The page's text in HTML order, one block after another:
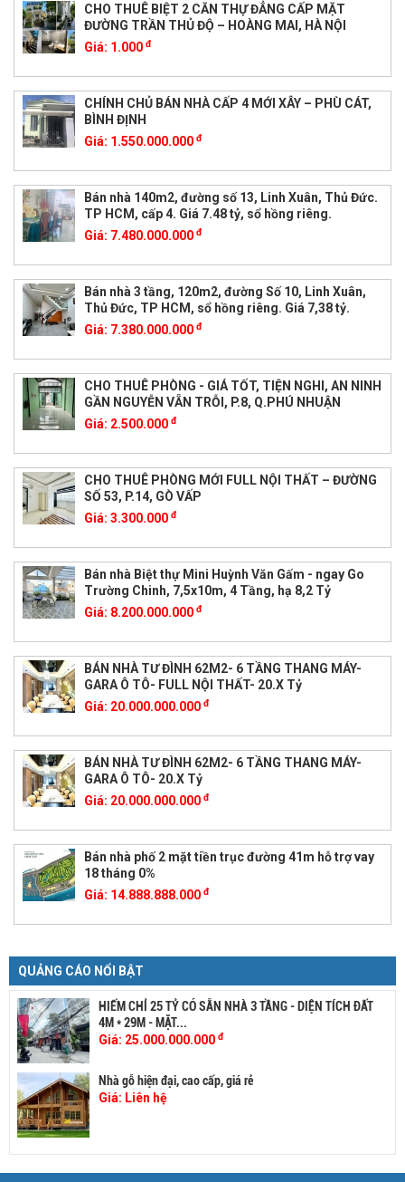
CHO THUÊ BIỆT 2 CĂN THỰ ĐẲNG CẤP MẶT
ĐƯỜNG TRẦN THỦ ĐỘ – HOÀNG MAI, HÀ NỘI
Giá: 1.000 đ
CHÍNH CHỦ BÁN NHÀ CẤP 4 MỚI XÂY – PHÙ CÁT,
BÌNH ĐỊNH
Giá: 1.550.000.000 đ
Bán nhà 140m2, đường số 13, Linh Xuân, Thủ Đức.
TP HCM, cấp 4. Giá 7.48 tỷ, sổ hồng riêng.
Giá: 7.480.000.000 đ
Bán nhà 3 tầng, 120m2, đường Số 10, Linh Xuân,
Thủ Đức, TP HCM, sổ hồng riêng. Giá 7,38 tỷ.
Giá: 7.380.000.000 đ
CHO THUÊ PHÒNG - GIÁ TỐT, TIỆN NGHI, AN NINH
GẦN NGUYỄN VẴN TRỖI, P.8, Q.PHÚ NHUẬN
Giá: 2.500.000 đ
CHO THUÊ PHÒNG MỚI FULL NỘI THẤT – ĐƯỜNG
SỐ 53, P.14, GÒ VẤP
Giá: 3.300.000 đ
Bán nhà Biệt thự Mini Huỳnh Văn Gấm - ngay Go
Trường Chinh, 7,5x10m, 4 Tầng, hạ 8,2 Tỷ
Giá: 8.200.000.000 đ
BÁN NHÀ TƯ ĐÌNH 62M2- 6 TẦNG THANG MÁY-
GARA Ô TÔ- FULL NỘI THẤT- 20.X Tỷ
Giá: 20.000.000.000 đ
BÁN NHÀ TƯ ĐÌNH 62M2- 6 TẦNG THANG MÁY-
GARA Ô TÔ- 20.X Tỷ
Giá: 20.000.000.000 đ
Bán nhà phố 2 mặt tiền trục đường 41m hỗ trợ vay
18 tháng 0%
Giá: 14.888.888.000 đ
QUẢNG CÁO NỔI BẬT
HIẾM CHỈ 25 TỶ CÓ SẴN NHÀ 3 TẦNG - DIỆN TÍCH ĐẤT
4M * 29M - MẶT...
Giá: 25.000.000.000 đ
Nhà gỗ hiện đại, cao cấp, giá rẻ
Giá: Liên hệ